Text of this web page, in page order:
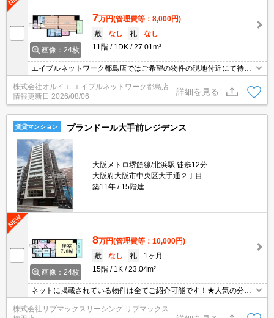
画像：24枚
7万円(管理費等：8,000円)
敷
なし 礼
なし
11階
1DK 27.01m²
エイブルネットワーク都島店ではご希望の物件の現地付近にて待ち
合わせをさせていただきご内覧いただくサービスや、主要駅までの
お迎えサービスも実施中です。詳しくは「エイブルネットワーク都
島店」０１２０－０１０－７９９にお気軽にお問合せ下さい♪
株式会社オルイエ エイブルネットワーク都島店
情報更新日 2026/08/06
詳細を見る
賃貸マンション プランドール大手前レジデンス
大阪メトロ堺筋線/北浜駅 徒歩12分
大阪府大阪市中央区大手通２丁目
築11年
15階建
画像：24枚
8万円(管理費等：10,000円)
敷
なし 礼
1ヶ月
15階
1K 23.04m²
ネットに掲載されている物件は全てご紹介可能です！★人気の分譲
型マンション★初期費用クレジット決済可能★保証人不要★ペット
相談可能★3駅3沿線利用可能で主要エリアへのアクセス良好です★
株式会社リブマックスリーシング リブマックス